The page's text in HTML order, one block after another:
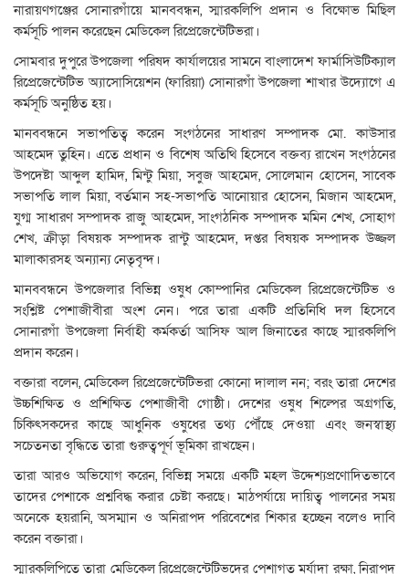
নারায়ণগঞ্জের সোনারগাঁয়ে মানববন্ধন, স্মারকলিপি প্রদান ও বিক্ষোভ মিছিল
কর্মসূচি পালন করেছেন মেডিকেল রিপ্রেজেন্টেটিভরা।
সোমবার দুপুরে উপজেলা পরিষদ কার্যালয়ের সামনে বাংলাদেশ ফার্মাসিউটিক্যাল
রিপ্রেজেন্টেটিভ অ্যাসোসিয়েশন (ফারিয়া) সোনারগাঁ উপজেলা শাখার উদ্যোগে এ
কর্মসূচি অনুষ্ঠিত হয়।
মানববন্ধনে সভাপতিত্ব করেন সংগঠনের সাধারণ সম্পাদক মো. কাউসার
আহমেদ তুহিন। এতে প্রধান ও বিশেষ অতিথি হিসেবে বক্তব্য রাখেন সংগঠনের
উপদেষ্টা আব্দুল হামিদ, মিন্টু মিয়া, সবুজ আহমেদ, সোলেমান হোসেন, সাবেক
সভাপতি লাল মিয়া, বর্তমান সহ-সভাপতি আনোয়ার হোসেন, মিজান আহমেদ,
যুগ্ম সাধারণ সম্পাদক রাজু আহমেদ, সাংগঠনিক সম্পাদক মমিন শেখ, সোহাগ
শেখ, ক্রীড়া বিষয়ক সম্পাদক রান্টু আহমেদ, দপ্তর বিষয়ক সম্পাদক উজ্জল
মালাকারসহ অন্যান্য নেতৃবৃন্দ।
মানববন্ধনে উপজেলার বিভিন্ন ওষুধ কোম্পানির মেডিকেল রিপ্রেজেন্টেটিভ ও
সংশ্লিষ্ট পেশাজীবীরা অংশ নেন। পরে তারা একটি প্রতিনিধি দল হিসেবে
সোনারগাঁ উপজেলা নির্বাহী কর্মকর্তা আসিফ আল জিনাতের কাছে স্মারকলিপি
প্রদান করেন।
বক্তারা বলেন, মেডিকেল রিপ্রেজেন্টেটিভরা কোনো দালাল নন; বরং তারা দেশের
উচ্চশিক্ষিত ও প্রশিক্ষিত পেশাজীবী গোষ্ঠী। দেশের ওষুধ শিল্পের অগ্রগতি,
চিকিৎসকদের কাছে আধুনিক ওষুধের তথ্য পৌঁছে দেওয়া এবং জনস্বাস্থ্য
সচেতনতা বৃদ্ধিতে তারা গুরুত্বপূর্ণ ভূমিকা রাখছেন।
তারা আরও অভিযোগ করেন, বিভিন্ন সময়ে একটি মহল উদ্দেশ্যপ্রণোদিতভাবে
তাদের পেশাকে প্রশ্নবিদ্ধ করার চেষ্টা করছে। মাঠপর্যায়ে দায়িত্ব পালনের সময়
অনেকে হয়রানি, অসম্মান ও অনিরাপদ পরিবেশের শিকার হচ্ছেন বলেও দাবি
করেন বক্তারা।
স্মারকলিপিতে তারা মেডিকেল রিপ্রেজেন্টেটিভদের পেশাগত মর্যাদা রক্ষা, নিরাপদ